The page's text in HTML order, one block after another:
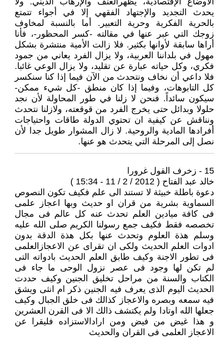
يحدث التجديد والإجتهاد الفقهي إلا في أجواء تتمتع
بالحرية الفكرية وحرية التعبير. أما بالنسبة لمخاوف
زوجك التي عبر عنها في مقالته -كسر المحظور-، فأنا
أراها سابقة لأوانها بكثير. فلا زالت الأمية منتشرة بشكل
مهول في بلداننا العربية، ولا يزال الفرد يعاني من جمود
فكري، وكل حياته عبارة عن تقليد، ولا يزال الوعي غائبا.
فلا داعي أن نخاف ونتحدث من الآن فيما إذا كنا سنكسر
كل التابوهات، وفيما إذا كان منطق -كل شيء ممكن-
سيكون سائداً. فنحن لا زلنا في طور المحاولة لأن نجد
حلولا وبدائل حتى يخرج الفرد من قوقعته، ولازلنا نتحدث
ونناقش عن كيفية ان تحتوي الدولة طاقات واحتياجات
أفرادها المادية والروحية. لا زال المشوار طويل جدا لأن
نصل إلى المرحلة التي يتحدث هو عنها.
15 - زخرف القول غرورا
خالد عبد الفتاح ( 2012 / 2 / 11 - 15:34 )
دعوة باطلة خبيثة لا تستند الى علم فكيف تكون النصوص
السماوية بشرية من قران او حديث وبها اعجاز علمى
فى كافة ميادين العلم تحدث عنه كل عالم فى مجال
تخصصه فقط فكيف جمع رسولنا الكريم صلى الله عليه
وسلم هذة العلوم وتحدث عنها بكل هذة الدقة بدون
ادوات العلم الحديث ولكى ان تقراى عن الاعجازالعلمى
فى تطور الاجنة وكيف طابق العلم الحديث بادواته التى
لم تكن لها وجود فى عصر نزول الوحى ما جاء فى
الكتاب والسنة من مراحل تخليق الجنين وكيف حددت
الحديث اليوم الذى يعرف فيه الجنين ذكر ام انثى ويشق
فيه سمعه وبصره والاعجاز كذالك فى خلق الجبال وكيف
جعلها الله اوتادا ولم يكتشف ذالك الا فى القرن العشرين
و هذا غيض من فيض ومن ارادالاستزاده فليقرا عن
الاعجاز العلمى فى القران والحديث